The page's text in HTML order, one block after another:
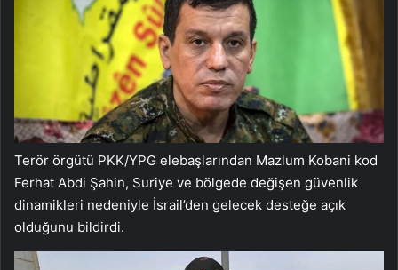
Terör örgütü PKK/YPG elebaşlarından Mazlum Kobani kod
Ferhat Abdi Şahin, Suriye ve bölgede değişen güvenlik
dinamikleri nedeniyle İsrail’den gelecek desteğe açık
olduğunu bildirdi.